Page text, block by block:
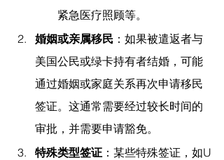
紧急医疗照顾等。
婚姻或亲属移民 ：如果被遣返者与
美国公民或绿卡持有者结婚，可能
通过婚姻或家庭关系再次申请移民
签证。这通常需要经过较长时间的
审批，并需要申请豁免。
特殊类型签证 ：某些特殊签证，如U